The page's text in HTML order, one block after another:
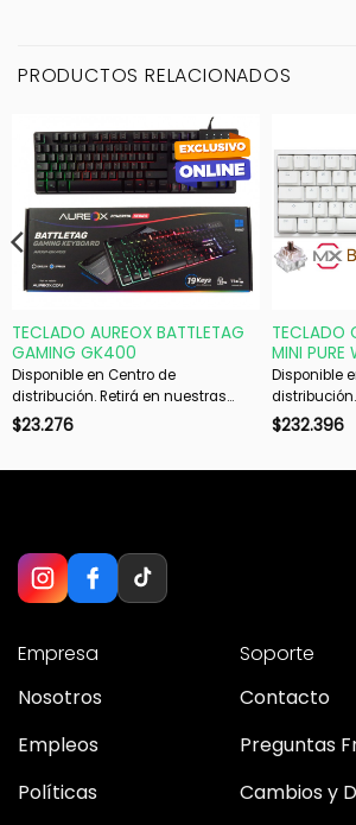
PRODUCTOS RELACIONADOS
TECLADO AUREOX BATTLETAG
GAMING GK400
Disponible en Centro de
distribución. Retirá en nuestras
sucursales en 48 hs hábiles. Si es
$23.276
TECLADO
MINI PURE
BROWN
MECANICO
Disponible
distribución. Retirá en nuestras
sucursales
$232.396
Empresa
Nosotros
Empleos
Políticas
Soporte
Contacto
Preguntas
Cambios y